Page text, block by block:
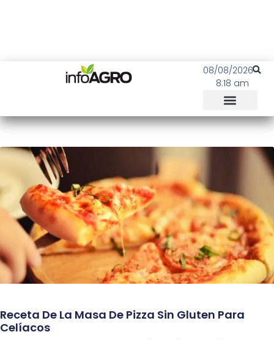
08/08/2026
8:18 am
Receta De La Masa De Pizza Sin Gluten Para
Celíacos